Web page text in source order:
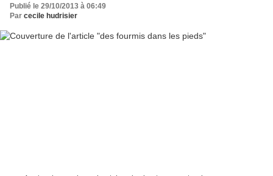
Publié le 29/10/2013 à 06:49
Par cecile hudrisier